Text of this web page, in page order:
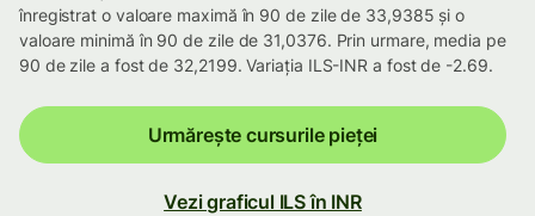
înregistrat o valoare maximă în 90 de zile de 33,9385 și o
valoare minimă în 90 de zile de 31,0376. Prin urmare, media pe
90 de zile a fost de 32,2199. Variația ILS-INR a fost de -2.69.
Urmărește cursurile pieței
Vezi graficul ILS în INR